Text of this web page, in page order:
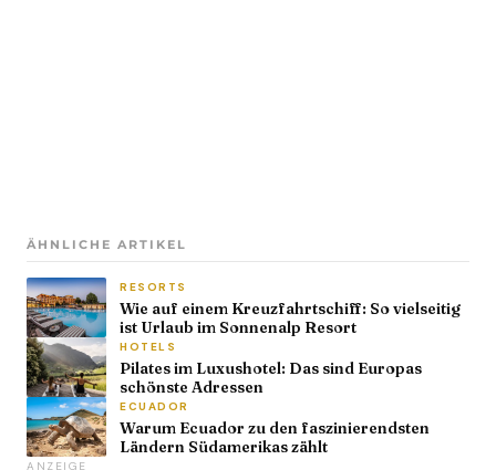
ÄHNLICHE ARTIKEL
RESORTS
Wie auf einem Kreuzfahrtschiff: So vielseitig
ist Urlaub im Sonnenalp Resort
HOTELS
Pilates im Luxushotel: Das sind Europas
schönste Adressen
ECUADOR
Warum Ecuador zu den faszinierendsten
Ländern Südamerikas zählt
ANZEIGE